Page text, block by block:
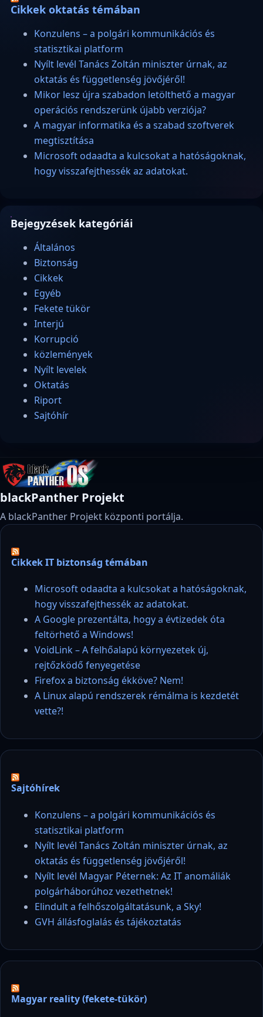
Cikkek oktatás témában
Konzulens – a polgári kommunikációs és
statisztikai platform
Nyílt levél Tanács Zoltán miniszter úrnak, az
oktatás és függetlenség jövőjéről!
Mikor lesz újra szabadon letölthető a magyar
operációs rendszerünk újabb verziója?
A magyar informatika és a szabad szoftverek
megtisztítása
Microsoft odaadta a kulcsokat a hatóságoknak,
hogy visszafejthessék az adatokat.
Bejegyzések kategóriái
Általános
Biztonság
Cikkek
Egyéb
Fekete tükör
Interjú
Korrupció
közlemények
Nyílt levelek
Oktatás
Riport
Sajtóhír
blackPanther Projekt
A blackPanther Projekt központi portálja.
Cikkek IT biztonság témában
Microsoft odaadta a kulcsokat a hatóságoknak,
hogy visszafejthessék az adatokat.
A Google prezentálta, hogy a évtizedek óta
feltörhető a Windows!
VoidLink – A felhőalapú környezetek új,
rejtőzködő fenyegetése
Firefox a biztonság ékköve? Nem!
A Linux alapú rendszerek rémálma is kezdetét
vette?!
Sajtóhírek
Konzulens – a polgári kommunikációs és
statisztikai platform
Nyílt levél Tanács Zoltán miniszter úrnak, az
oktatás és függetlenség jövőjéről!
Nyílt levél Magyar Péternek: Az IT anomáliák
polgárháborúhoz vezethetnek!
Elindult a felhőszolgáltatásunk, a Sky!
GVH állásfoglalás és tájékoztatás
Magyar reality (fekete-tükör)